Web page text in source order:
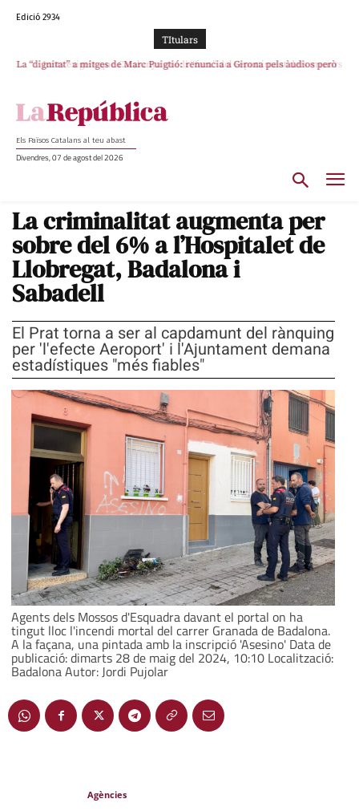
Edició 2934
TItulars
La “dignitat” a mitges de Marc Puigtió: renuncia a Girona pels àudios però
Junts exigeix que Catalunya quedi “fora” del repartiment dels menors
Els Països Catalans al teu abast
Divendres, 07 de agost del 2026
La criminalitat augmenta per
sobre del 6% a l’Hospitalet de
Llobregat, Badalona i
Sabadell
El Prat torna a ser al capdamunt del rànquing
per 'l'efecte Aeroport' i l'Ajuntament demana
estadístiques "més fiables"
Agents dels Mossos d'Esquadra davant el portal on ha
tingut lloc l'incendi mortal del carrer Granada de Badalona.
A la façana, una pintada amb la inscripció 'Asesino' Data de
publicació: dimarts 28 de maig del 2024, 10:10 Localització:
Badalona Autor: Jordi Pujolar
Agències